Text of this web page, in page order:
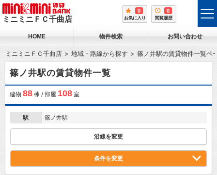
ミニミニＦＣ千曲店
0
お気に入り
0
閲覧履歴
HOME 物件検索 お問い合わせ
ミニミニＦＣ千曲店 地域・路線から探す 篠ノ井駅の賃貸物件一覧ペ
篠ノ井駅の賃貸物件一覧
建物 88棟 / 部屋 108室
駅 篠ノ井駅
沿線を変更
条件を変更